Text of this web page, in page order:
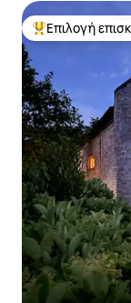
Κορυφαία
Επιλογή